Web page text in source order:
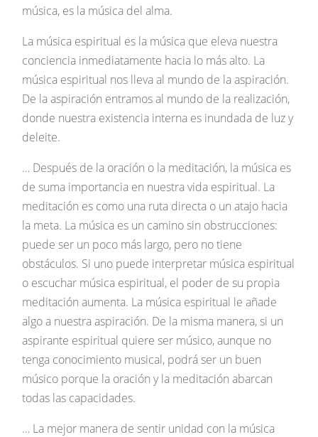
música, es la música del alma.
La música espiritual es la música que eleva nuestra
conciencia inmediatamente hacia lo más alto. La
música espiritual nos lleva al mundo de la aspiración.
De la aspiración entramos al mundo de la realización,
donde nuestra existencia interna es inundada de luz y
deleite.
… Después de la oración o la meditación, la música es
de suma importancia en nuestra vida espiritual. La
meditación es como una ruta directa o un atajo hacia
la meta. La música es un camino sin obstrucciones:
puede ser un poco más largo, pero no tiene
obstáculos. Si uno puede interpretar música espiritual
o escuchar música espiritual, el poder de su propia
meditación aumenta. La música espiritual le añade
algo a nuestra aspiración. De la misma manera, si un
aspirante espiritual quiere ser músico, aunque no
tenga conocimiento musical, podrá ser un buen
músico porque la oración y la meditación abarcan
todas las capacidades.
… La mejor manera de sentir unidad con la música